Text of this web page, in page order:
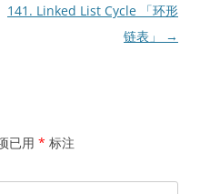
141. Linked List Cycle 「环形
链表」
→
已用 * 标注